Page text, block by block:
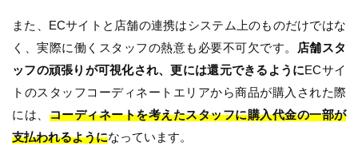
また、ECサイトと店舗の連携はシステム上のものだけではな
く、実際に働くスタッフの熱意も必要不可欠です。
店舗スタ
ッフの頑張りが可視化され、更には還元できるようにECサイ
トのスタッフコーディネートエリアから商品が購入された際
には、 コーディネートを考えたスタッフに購入代金の一部が
支払われるようになっています。